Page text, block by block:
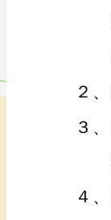
２、
３、
４、